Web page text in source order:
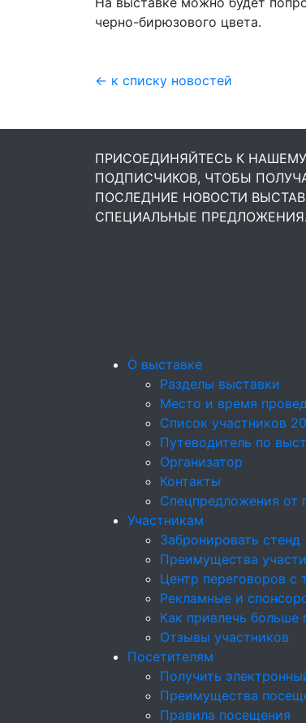
черно-бирюзового цвета.
← к списку новостей
ПРИСОЕДИНЯЙТЕСЬ К
ПОДПИСЧИКОВ, ЧТОБЫ
ПОСЛЕДНИЕ НОВОСТИ
СПЕЦИАЛЬНЫЕ ПРЕДЛОЖЕНИЯ.
О выставке
Разделы выставки
Место и время
Список участников
Путеводитель по
Организатор
Контакты
Спецпредложения от
Участникам
Забронировать стенд
Преимущества
Центр переговоров
Рекламные и
Как привлечь больше
Отзывы участников
Посетителям
Получить
Преимущества
Правила посещения